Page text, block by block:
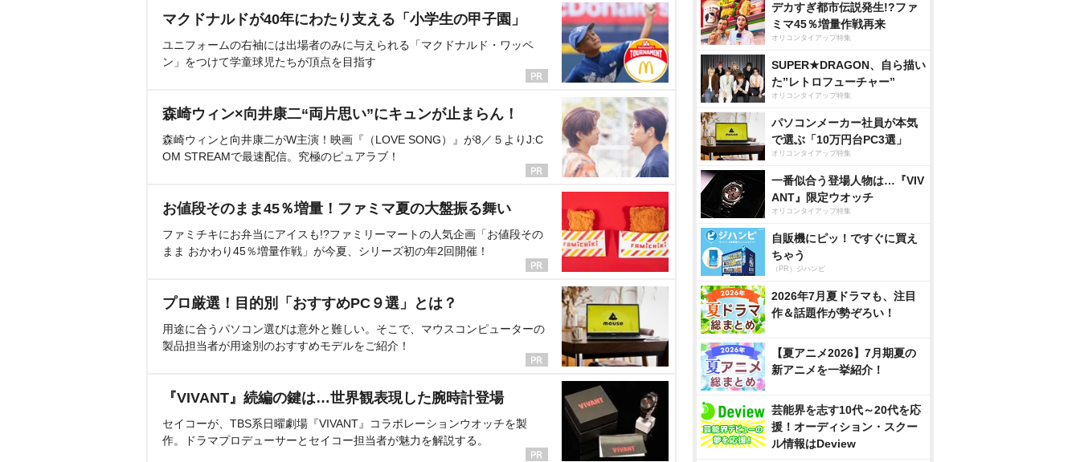
マクドナルドが40年にわたり支える「小学生の甲子園」
ユニフォームの右袖には出場者のみに与えられる「マクドナルド・ワッペ
ン」をつけて学童球児たちが頂点を目指す
森崎ウィン×向井康二“両片思い”にキュンが止まらん！
森崎ウィンと向井康二がW主演！映画『（LOVE SONG）』が8／５よりJ:C
OM STREAMで最速配信。究極のピュアラブ！
お値段そのまま45％増量！ファミマ夏の大盤振る舞い
ファミチキにお弁当にアイスも!?ファミリーマートの人気企画「お値段その
まま おかわり45％増量作戦」が今夏、シリーズ初の年2回開催！
プロ厳選！目的別「おすすめPC９選」とは？
用途に合うパソコン選びは意外と難しい。そこで、マウスコンピューターの
製品担当者が用途別のおすすめモデルをご紹介！
『VIVANT』続編の鍵は…世界観表現した腕時計登場
セイコーが、TBS系日曜劇場『VIVANT』コラボレーションウオッチを製
作。ドラマプロデューサーとセイコー担当者が魅力を解説する。
デカすぎ都市伝説発生!?ファ
ミマ45％増量作戦再来
オリコンタイアップ特集
SUPER★DRAGON、自ら描い
た”レトロフューチャー”
オリコンタイアップ特集
パソコンメーカー社員が本気
で選ぶ「10万円台PC3選」
オリコンタイアップ特集
一番似合う登場人物は…『VIV
ANT』限定ウオッチ
オリコンタイアップ特集
自販機にピッ！ですぐに買え
ちゃう
（PR）ジハンピ
2026年7月夏ドラマも、注目
作＆話題作が勢ぞろい！
【夏アニメ2026】7月期夏の
新アニメを一挙紹介！
芸能界を志す10代～20代を応
援！オーディション・スクー
ル情報はDeview